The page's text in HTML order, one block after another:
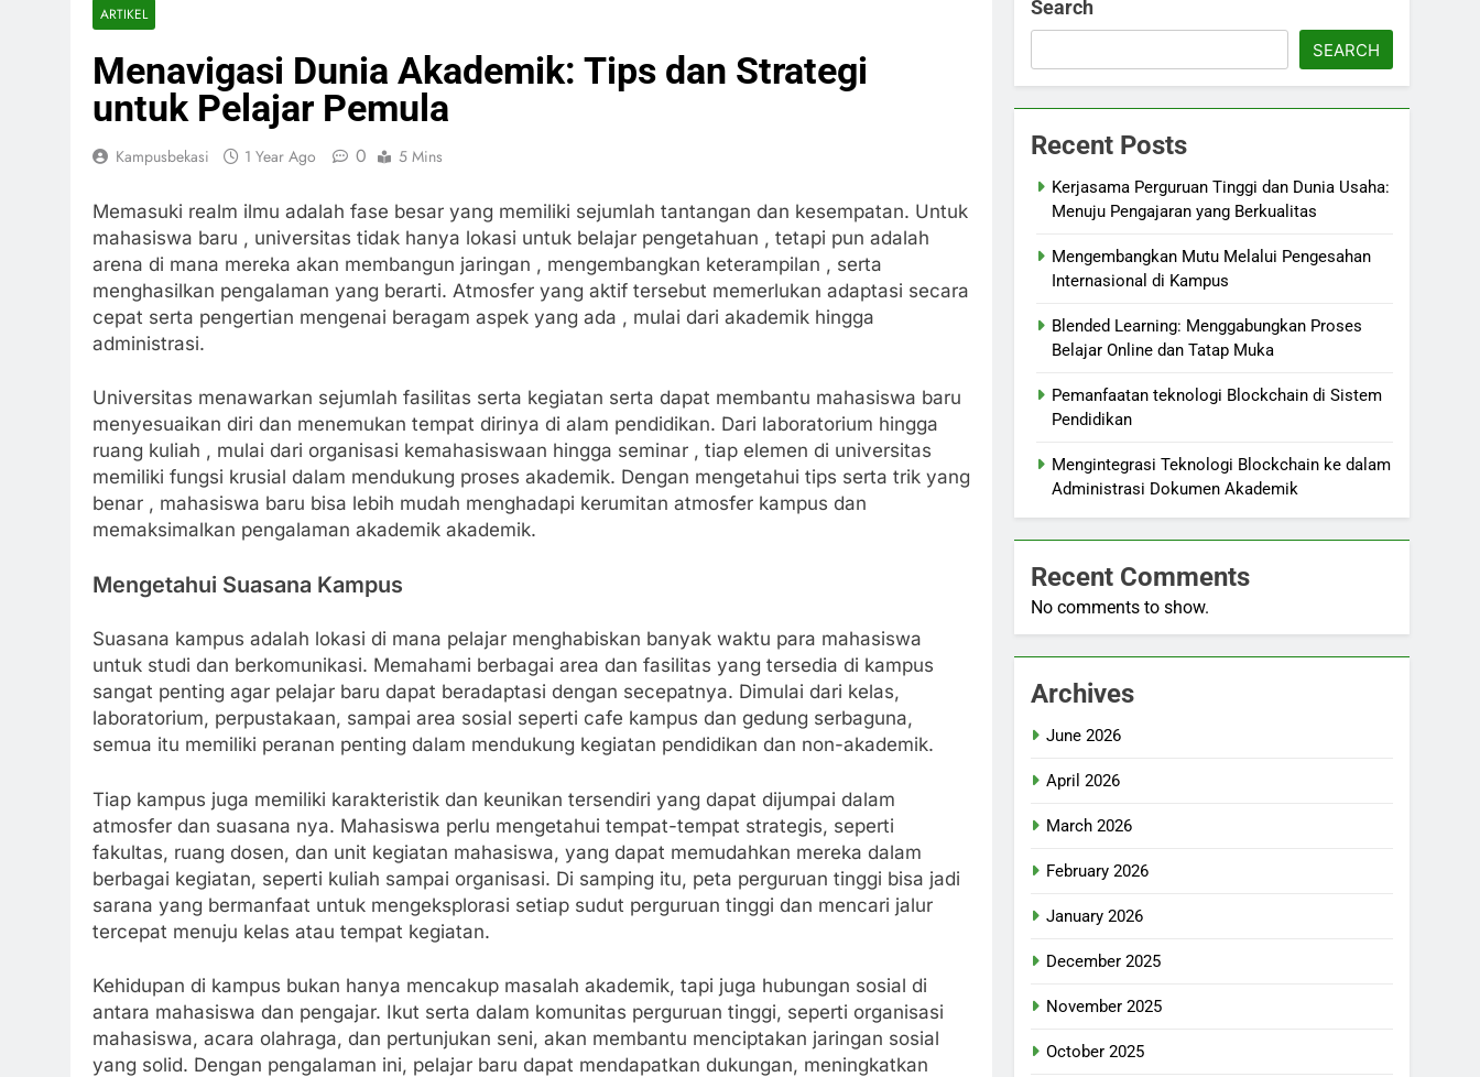
ARTIKEL
Menavigasi Dunia Akademik: Tips dan Strategi
untuk Pelajar Pemula
Kampusbekasi 1 Year Ago 0 5 Mins
Memasuki realm ilmu adalah fase besar yang memiliki sejumlah tantangan dan kesempatan. Untuk
mahasiswa baru , universitas tidak hanya lokasi untuk belajar pengetahuan , tetapi pun adalah
arena di mana mereka akan membangun jaringan , mengembangkan keterampilan , serta
menghasilkan pengalaman yang berarti. Atmosfer yang aktif tersebut memerlukan adaptasi secara
cepat serta pengertian mengenai beragam aspek yang ada , mulai dari akademik hingga
administrasi.
Universitas menawarkan sejumlah fasilitas serta kegiatan serta dapat membantu mahasiswa baru
menyesuaikan diri dan menemukan tempat dirinya di alam pendidikan. Dari laboratorium hingga
ruang kuliah , mulai dari organisasi kemahasiswaan hingga seminar , tiap elemen di universitas
memiliki fungsi krusial dalam mendukung proses akademik. Dengan mengetahui tips serta trik yang
benar , mahasiswa baru bisa lebih mudah menghadapi kerumitan atmosfer kampus dan
memaksimalkan pengalaman akademik akademik.
Mengetahui Suasana Kampus
Suasana kampus adalah lokasi di mana pelajar menghabiskan banyak waktu para mahasiswa
untuk studi dan berkomunikasi. Memahami berbagai area dan fasilitas yang tersedia di kampus
sangat penting agar pelajar baru dapat beradaptasi dengan secepatnya. Dimulai dari kelas,
laboratorium, perpustakaan, sampai area sosial seperti cafe kampus dan gedung serbaguna,
semua itu memiliki peranan penting dalam mendukung kegiatan pendidikan dan non-akademik.
Tiap kampus juga memiliki karakteristik dan keunikan tersendiri yang dapat dijumpai dalam
atmosfer dan suasana nya. Mahasiswa perlu mengetahui tempat-tempat strategis, seperti
fakultas, ruang dosen, dan unit kegiatan mahasiswa, yang dapat memudahkan mereka dalam
berbagai kegiatan, seperti kuliah sampai organisasi. Di samping itu, peta perguruan tinggi bisa jadi
sarana yang bermanfaat untuk mengeksplorasi setiap sudut perguruan tinggi dan mencari jalur
tercepat menuju kelas atau tempat kegiatan.
Kehidupan di kampus bukan hanya mencakup masalah akademik, tapi juga hubungan sosial di
antara mahasiswa dan pengajar. Ikut serta dalam komunitas perguruan tinggi, seperti organisasi
mahasiswa, acara olahraga, dan pertunjukan seni, akan membantu menciptakan jaringan sosial
yang solid. Dengan pengalaman ini, pelajar baru dapat mendapatkan dukungan, meningkatkan
Search
SEARCH
Recent Posts
Kerjasama Perguruan Tinggi dan Dunia Usaha:
Menuju Pengajaran yang Berkualitas
Mengembangkan Mutu Melalui Pengesahan
Internasional di Kampus
Blended Learning: Menggabungkan Proses
Belajar Online dan Tatap Muka
Pemanfaatan teknologi Blockchain di Sistem
Pendidikan
Mengintegrasi Teknologi Blockchain ke dalam
Administrasi Dokumen Akademik
Recent Comments
No comments to show.
Archives
June 2026
April 2026
March 2026
February 2026
January 2026
December 2025
November 2025
October 2025